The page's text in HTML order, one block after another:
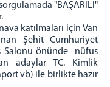
"BAŞARILI"
katılmaları için Van
Şehit Cumhuriyet
Salonu önünde nüfus
adaylar TC. Kimlik
vb) ile birlikte hazır